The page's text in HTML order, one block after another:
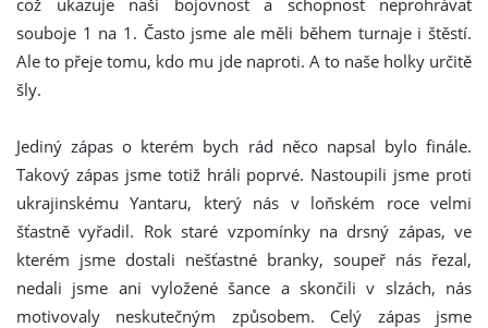
což ukazuje naši bojovnost a schopnost neprohrávat
souboje 1 na 1. Často jsme ale měli během turnaje i štěstí.
Ale to přeje tomu, kdo mu jde naproti. A to naše holky určitě
šly.
Jediný zápas o kterém bych rád něco napsal bylo finále.
Takový zápas jsme totiž hráli poprvé. Nastoupili jsme proti
ukrajinskému Yantaru, který nás v loňském roce velmi
šťastně vyřadil. Rok staré vzpomínky na drsný zápas, ve
kterém jsme dostali nešťastné branky, soupeř nás řezal,
nedali jsme ani vyložené šance a skončili v slzách, nás
motivovaly neskutečným způsobem. Celý zápas jsme